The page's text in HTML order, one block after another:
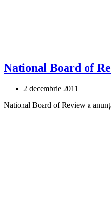
National Board of
2 decembrie 2011
National Board of Review a